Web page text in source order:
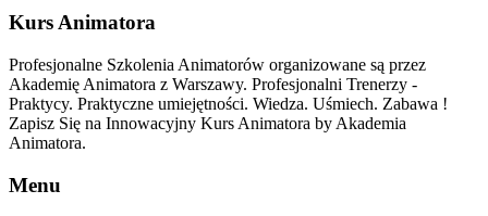
Kurs Animatora
Profesjonalne Szkolenia Animatorów organizowane są przez
Akademię Animatora z Warszawy. Profesjonalni Trenerzy -
Praktycy. Praktyczne umiejętności. Wiedza. Uśmiech. Zabawa !
Zapisz Się na Innowacyjny Kurs Animatora by Akademia
Animatora.
Menu